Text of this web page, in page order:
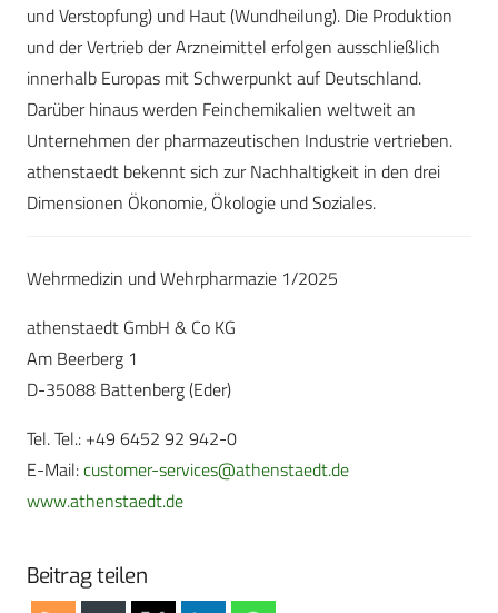
und Verstopfung) und Haut (Wundheilung). Die Produktion
und der Vertrieb der Arzneimittel erfolgen ausschließlich
innerhalb Europas mit Schwerpunkt auf Deutschland.
Darüber hinaus werden Feinchemikalien weltweit an
Unternehmen der pharmazeutischen Industrie vertrieben.
athenstaedt bekennt sich zur Nachhaltigkeit in den drei
Dimensionen Ökonomie, Ökologie und Soziales.
Wehrmedizin und Wehrpharmazie 1/2025
athenstaedt GmbH & Co KG
Am Beerberg 1
D-35088 Battenberg (Eder)
Tel. Tel.: +49 6452 92 942-0
E-Mail:customer-services@athenstaedt.de
www.athenstaedt.de
Beitrag teilen